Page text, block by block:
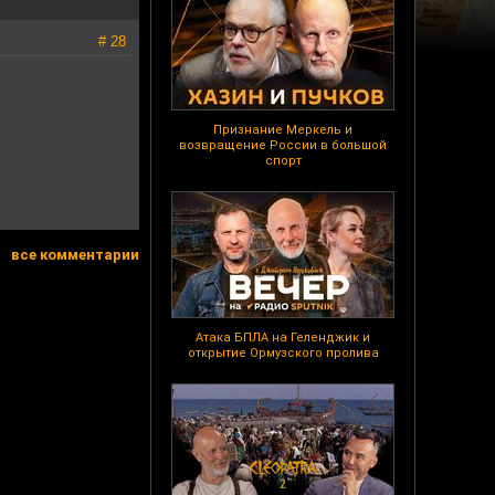
Признание Меркель и
возвращение России в большой
спорт
Атака БПЛА на Геленджик и
открытие Ормузского пролива
# 28
все комментарии